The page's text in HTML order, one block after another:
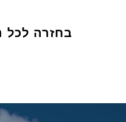
בחזרה לכל